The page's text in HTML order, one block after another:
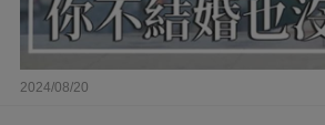
2024/08/20